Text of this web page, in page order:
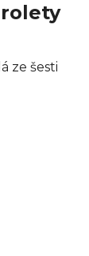
ze šesti